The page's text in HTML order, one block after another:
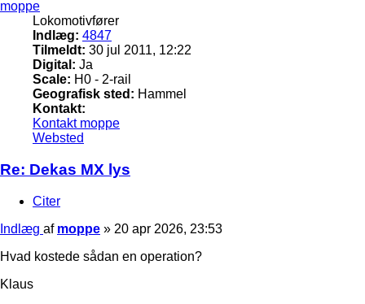
moppe
Lokomotivfører
Indlæg: 4847
Tilmeldt: 30 jul 2011, 12:22
Digital: Ja
Scale: H0 - 2-rail
Geografisk sted: Hammel
Kontakt:
Kontakt moppe
Websted
Re: Dekas MX lys
Citer
Indlæg af moppe » 20 apr 2026, 23:53
Hvad kostede sådan en operation?
Klaus